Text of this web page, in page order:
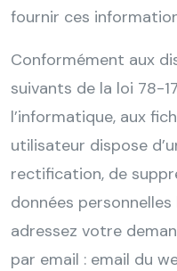
fournir ces
Conformément aux
suivants de la loi 78-
l’informatique, aux
utilisateur dispose
rectification, de
données personnelles
adressez votre
par email : email du